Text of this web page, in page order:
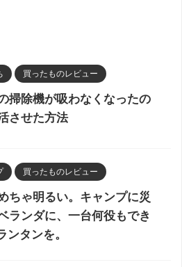
買ったものレビュー
掃除機が吸わなくなったの
させた方法
買ったものレビュー
ちゃ明るい。キャンプに災
ランダに、一台何役もでき
ンタンを。